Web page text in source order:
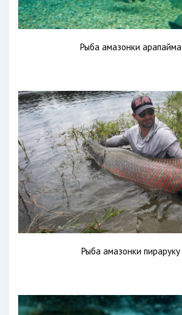
Рыба амазонки арапайма
Рыба амазонки пираруку